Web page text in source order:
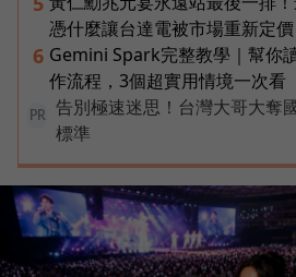
憑什麼讓台達電被市場重新定價
6 Gemini Spark完整教學｜幫你
作流程，3個超實用情境一次看
PR
告別極速迷思！台灣大哥大奪
標準